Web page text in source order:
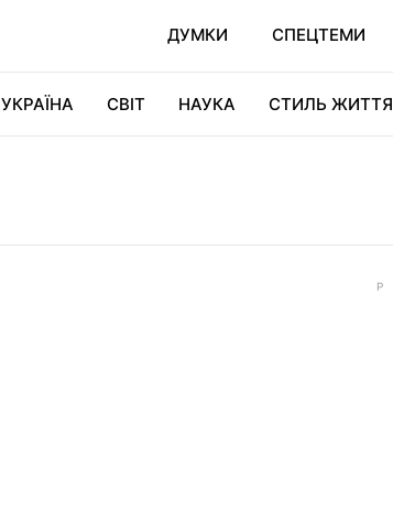
ДУМКИ СПЕЦТЕМИ
УКРАЇНА СВІТ НАУКА СТИЛЬ ЖИТТЯ